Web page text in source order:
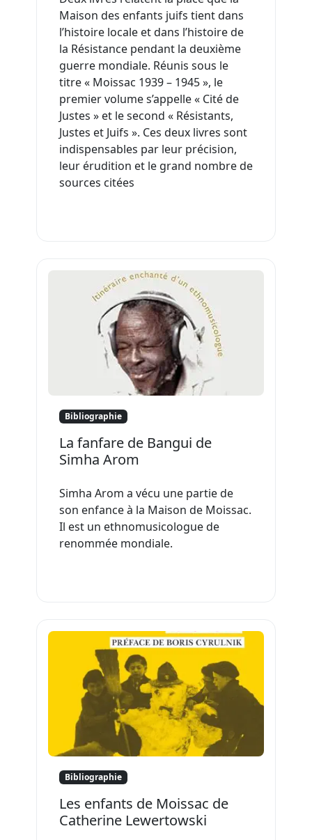
Maison des enfants juifs tient dans
l’histoire locale et dans l’histoire de
la Résistance pendant la deuxième
guerre mondiale. Réunis sous le
titre « Moissac 1939 – 1945 », le
premier volume s’appelle « Cité de
Justes » et le second « Résistants,
Justes et Juifs ». Ces deux livres sont
indispensables par leur précision,
leur érudition et le grand nombre de
sources citées
Bibliographie
La fanfare de Bangui de
Simha Arom
Simha Arom a vécu une partie de
son enfance à la Maison de Moissac.
Il est un ethnomusicologue de
renommée mondiale.
Bibliographie
Les enfants de Moissac de
Catherine Lewertowski